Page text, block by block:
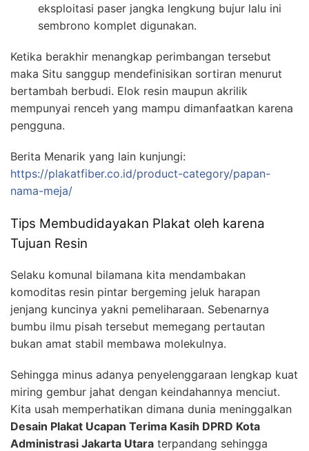
eksploitasi paser jangka lengkung bujur lalu ini
sembrono komplet digunakan.
Ketika berakhir menangkap perimbangan tersebut
maka Situ sanggup mendefinisikan sortiran menurut
bertambah berbudi. Elok resin maupun akrilik
mempunyai renceh yang mampu dimanfaatkan karena
pengguna.
Berita Menarik yang lain kunjungi:
https://plakatfiber.co.id/product-category/papan-
nama-meja/
Tips Membudidayakan Plakat oleh karena
Tujuan Resin
Selaku komunal bilamana kita mendambakan
komoditas resin pintar bergeming jeluk harapan
jenjang kuncinya yakni pemeliharaan. Sebenarnya
bumbu ilmu pisah tersebut memegang pertautan
bukan amat stabil membawa molekulnya.
Sehingga minus adanya penyelenggaraan lengkap kuat
miring gembur jahat dengan keindahannya menciut.
Kita usah memperhatikan dimana dunia meninggalkan
Desain Plakat Ucapan Terima Kasih DPRD Kota
Administrasi Jakarta Utara terpandang sehingga